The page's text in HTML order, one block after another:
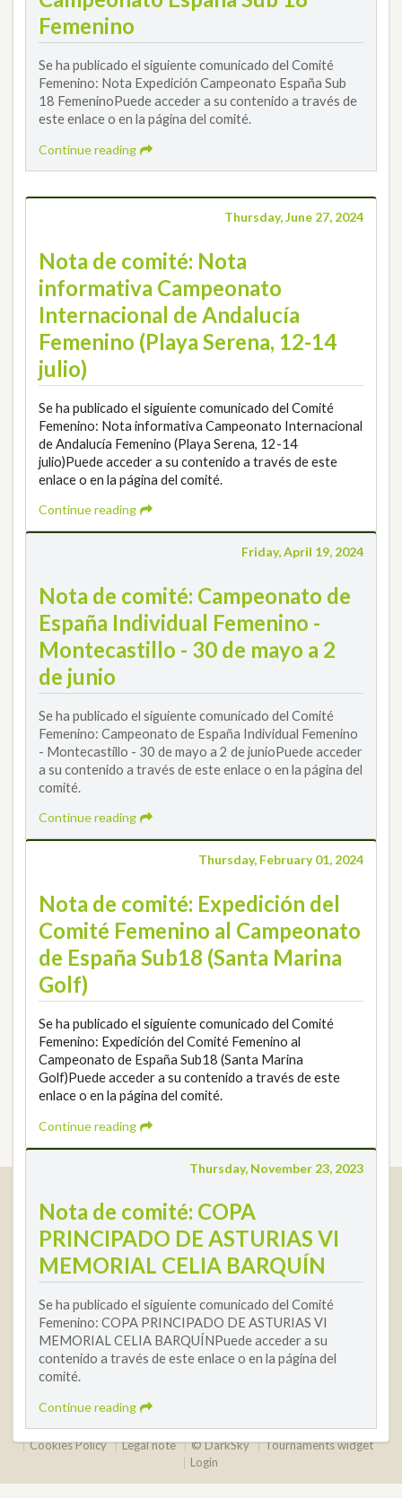
Femenino
Se ha publicado el siguiente comunicado del Comité
Femenino: Nota Expedición Campeonato España Sub
18 FemeninoPuede acceder a su contenido a través de
este enlace o en la página del comité.
Continue reading
Thursday, June 27, 2024
Nota de comité: Nota
informativa Campeonato
Internacional de Andalucía
Femenino (Playa Serena, 12-14
julio)
Se ha publicado el siguiente comunicado del Comité
Femenino: Nota informativa Campeonato Internacional
de Andalucía Femenino (Playa Serena, 12-14
julio)Puede acceder a su contenido a través de este
enlace o en la página del comité.
Continue reading
Friday, April 19, 2024
Nota de comité: Campeonato de
España Individual Femenino -
Montecastillo - 30 de mayo a 2
de junio
Se ha publicado el siguiente comunicado del Comité
Femenino: Campeonato de España Individual Femenino
- Montecastillo - 30 de mayo a 2 de junioPuede acceder
a su contenido a través de este enlace o en la página del
comité.
Continue reading
Thursday, February 01, 2024
Nota de comité: Expedición del
Comité Femenino al Campeonato
de España Sub18 (Santa Marina
Golf)
Se ha publicado el siguiente comunicado del Comité
Femenino: Expedición del Comité Femenino al
Campeonato de España Sub18 (Santa Marina
Golf)Puede acceder a su contenido a través de este
enlace o en la página del comité.
Continue reading
Thursday, November 23, 2023
Nota de comité: COPA
PRINCIPADO DE ASTURIAS VI
MEMORIAL CELIA BARQUÍN
Se ha publicado el siguiente comunicado del Comité
Femenino: COPA PRINCIPADO DE ASTURIAS VI
MEMORIAL CELIA BARQUÍNPuede acceder a su
contenido a través de este enlace o en la página del
comité.
Continue reading
Calle Enlace, 9. 29016 Málaga, España
CIF: Q7955035F
+34 952 225 590
Contact
2026 © Real Federación Andaluza de Golf
Privacy Policy
Cookies Policy
Legal note © DarkSky
Tournaments widget
Login